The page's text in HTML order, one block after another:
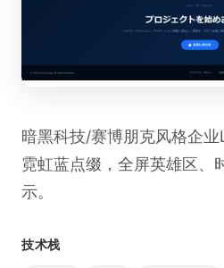
暗黑科技/赛博朋克风格企
霓虹蓝点缀，全屏英雄区、
示。
技术栈